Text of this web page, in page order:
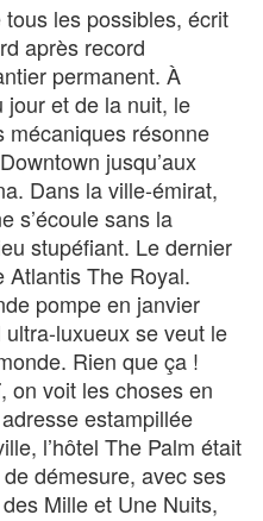
les possibles, écrit
après record
permanent. À
jour et de la nuit, le
mécaniques résonne
jusqu’aux
Dans la ville-émirat,
s’écoule sans la
stupéfiant. Le dernier
Atlantis The Royal.
pompe en janvier
luxueux se veut le
Rien que ça !
on voit les choses en
estampillée
l’hôtel The Palm était
démesure, avec ses
Mille et Une Nuits,